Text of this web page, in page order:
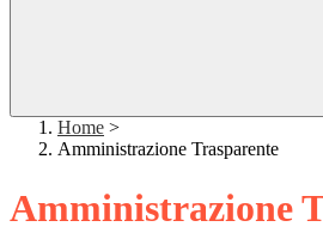
Home >
Amministrazione Trasparente
Amministrazione